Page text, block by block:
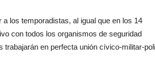
los temporadistas, al igual que en los 14
con todos los organismos de seguridad
en perfecta unión cívico-militar-